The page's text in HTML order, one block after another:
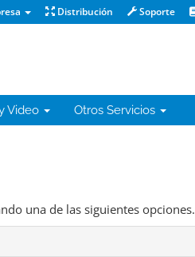
Distribución Soporte
Video Otros Servicios
una de las siguientes opciones.